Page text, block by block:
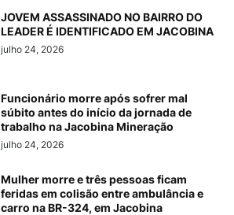
JOVEM ASSASSINADO NO BAIRRO DO
LEADER É IDENTIFICADO EM JACOBINA
julho 24, 2026
Funcionário morre após sofrer mal
súbito antes do início da jornada de
trabalho na Jacobina Mineração
julho 24, 2026
Mulher morre e três pessoas ficam
feridas em colisão entre ambulância e
carro na BR-324, em Jacobina